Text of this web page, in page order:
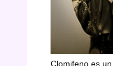
Clomifeno es